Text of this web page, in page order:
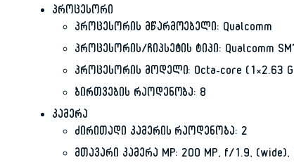
პროცესორი
პროცესორის მწარმოებელი: Qualcomm
პროცესორის/ჩიპსეტის ტიპი: Qualcomm
პროცესორის მოდელი: Octa-core (1×2.63
ბირთვების რაოდენობა: 8
კამერა
ძირითადი კამერის რაოდენობა: 2
მთავარი კამერა MP: 200 MP, f/1.9, (wide),